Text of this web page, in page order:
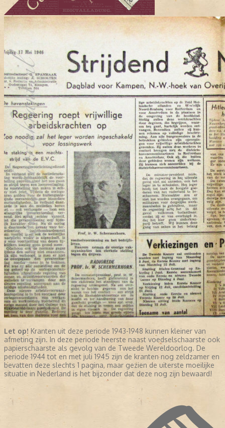
Let op! Kranten uit deze periode 1943-1948 kunnen kleiner van
afmeting zijn. In deze periode heerste naast voedselschaarste ook
papierschaarste als gevolg van de Tweede Wereldoorlog. De
periode 1944 tot en met juli 1945 zijn de kranten nog zeldzamer en
bevatten deze slechts 1 pagina, maar gezien de uiterste moeilijke
situatie in Nederland is het bijzonder dat deze nog zijn bewaard!